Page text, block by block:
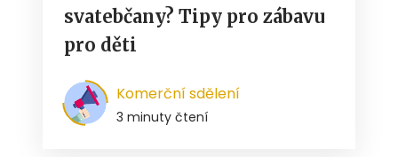
svatebčany? Tipy pro zábavu
pro děti
Komerční sdělení
3 minuty čtení